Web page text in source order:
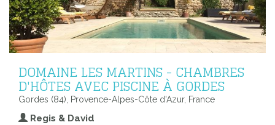
DOMAINE LES MARTINS - CHAMBRES
D'HÔTES AVEC PISCINE À GORDES
Gordes (84), Provence-Alpes-Côte d'Azur, France
Regis & David